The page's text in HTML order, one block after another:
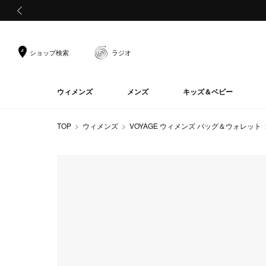
ショップ検索 ラジオ
ウィメンズ メンズ キッズ＆ベビー
TOP ウィメンズ VOYAGE ウィメンズ バッグ＆ウォレット